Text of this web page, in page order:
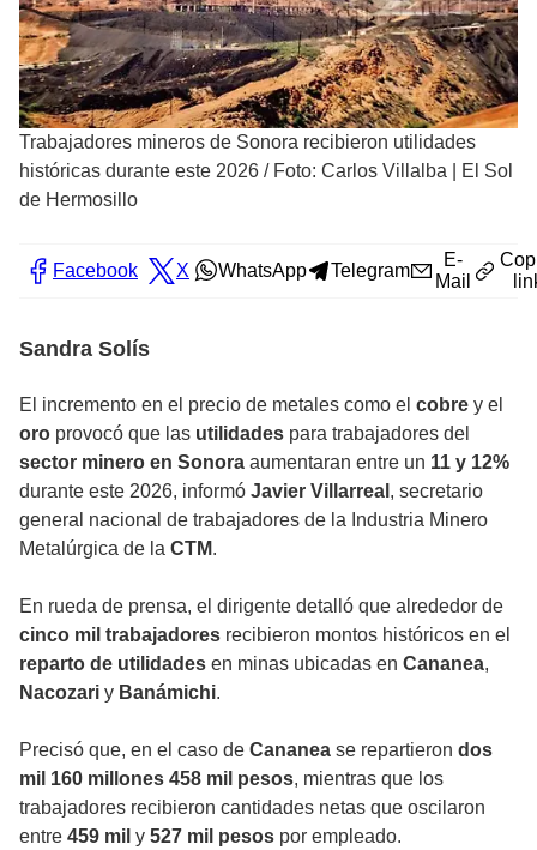
Trabajadores mineros de Sonora recibieron utilidades
históricas durante este 2026 / Foto: Carlos Villalba | El Sol
de Hermosillo
Facebook X WhatsApp Telegram
E-
Mail
Sandra Solís
El incremento en el precio de metales como el cobre y el
oro provocó que las utilidades para trabajadores del
sector minero en Sonora aumentaran entre un 11 y 12%
durante este 2026, informó Javier Villarreal , secretario
general nacional de trabajadores de la Industria Minero
Metalúrgica de la CTM.
En rueda de prensa, el dirigente detalló que alrededor de
cinco mil trabajadores recibieron montos históricos en el
reparto de utilidades en minas ubicadas en Cananea,
Nacozari y Banámichi.
Precisó que, en el caso de Cananea se repartieron dos
mil 160 millones 458 mil pesos, mientras que los
trabajadores recibieron cantidades netas que oscilaron
entre 459 mil y 527 mil pesos por empleado.